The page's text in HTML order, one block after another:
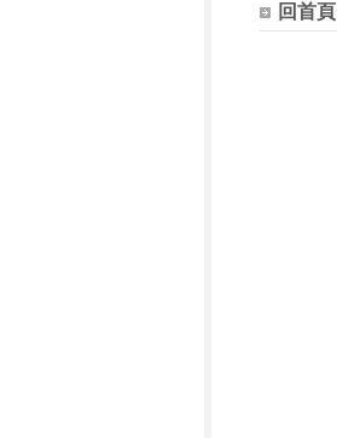
回首頁